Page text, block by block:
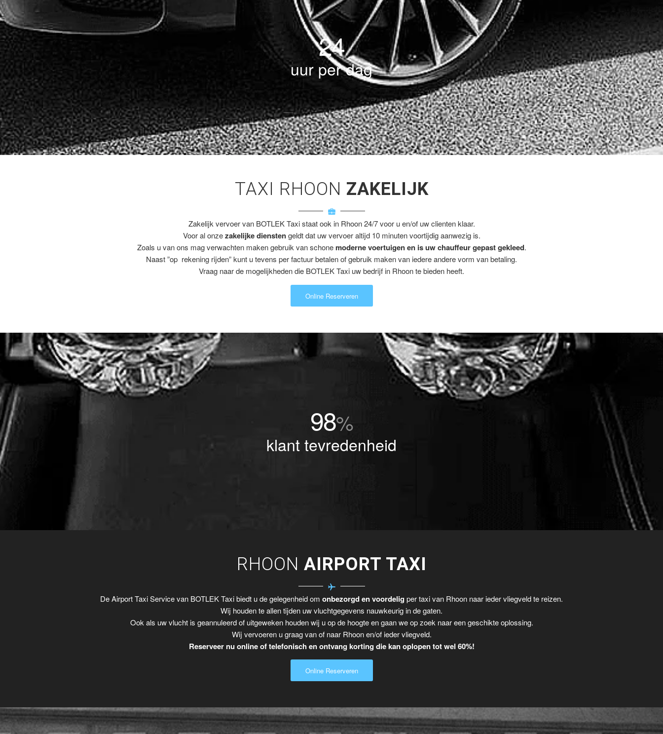
24
uur per dag
TAXI RHOON ZAKELIJK
Zakelijk vervoer van BOTLEK Taxi staat ook in Rhoon 24/7 voor u en/of uw clienten klaar.
Voor al onzezakelijke dienstengeldt dat uw vervoer altijd 10 minuten voortijdig aanwezig is.
Zoals u van ons mag verwachten maken gebruik van schone moderne voertuigen en is uw chauffeur gepast gekleed.
Naast ”op rekening rijden” kunt u tevens per factuur betalen of gebruik maken van iedere andere vorm van betaling.
Vraag naar de mogelijkheden die BOTLEK Taxi uw bedrijf in Rhoon te bieden heeft.
Online Reserveren
98%
klant tevredenheid
RHOON AIRPORT TAXI
De Airport Taxi Service van BOTLEK Taxi biedt u de gelegenheid om onbezorgd en voordelig per taxi van Rhoon naar ieder vliegveld te reizen.
Wij houden te allen tijden uw vluchtgegevens nauwkeurig in de gaten.
Ook als uw vlucht is geannuleerd of uitgeweken houden wij u op de hoogte en gaan we op zoek naar een geschikte oplossing.
Wij vervoeren u graag van of naar Rhoon en/of ieder vliegveld.
Reserveer nu online of telefonisch en ontvang korting die kan oplopen tot wel 60%!
Online Reserveren